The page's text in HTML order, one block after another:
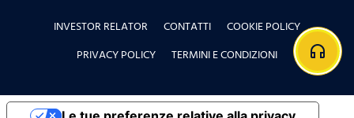
INVESTOR RELATOR CONTATTI
COOKIE POLICY
PRIVACY POLICY
TERMINI E CONDIZIONI headphones